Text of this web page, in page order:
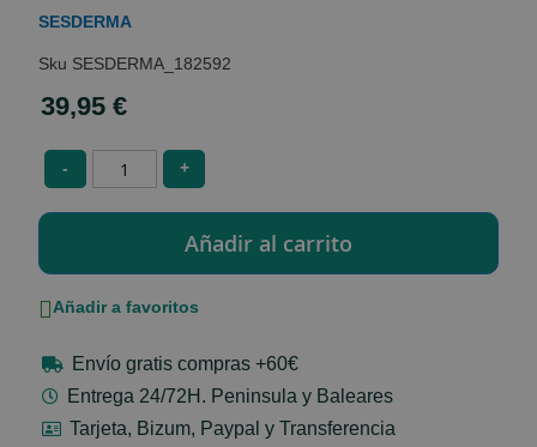
the
gallery
SESDERMA
SESDERMA_182592
39,95 €
- +
Añadir a favoritos
Envío gratis compras +60€
Entrega 24/72H. Peninsula y Baleares
Tarjeta, Bizum, Paypal y Transferencia